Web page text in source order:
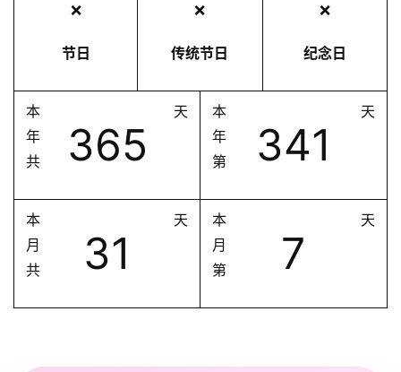
❌
节日
❌
传统节日
❌
纪念日
本
年
共
365
天
本
年
第
341
天
本
月
共
31
天
本
月
第
7
天